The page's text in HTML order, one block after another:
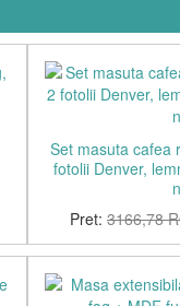
Set masuta cafea
fotolii Denver,
Pret: 3166,78